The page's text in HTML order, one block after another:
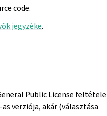
code.
jegyzéke.
Public License
verziója, akár (választása